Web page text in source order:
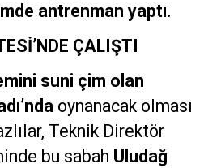
antrenman yaptı.
ÇALIŞTI
suni çim olan
oynanacak olması
Teknik Direktör
bu sabah Uludağ